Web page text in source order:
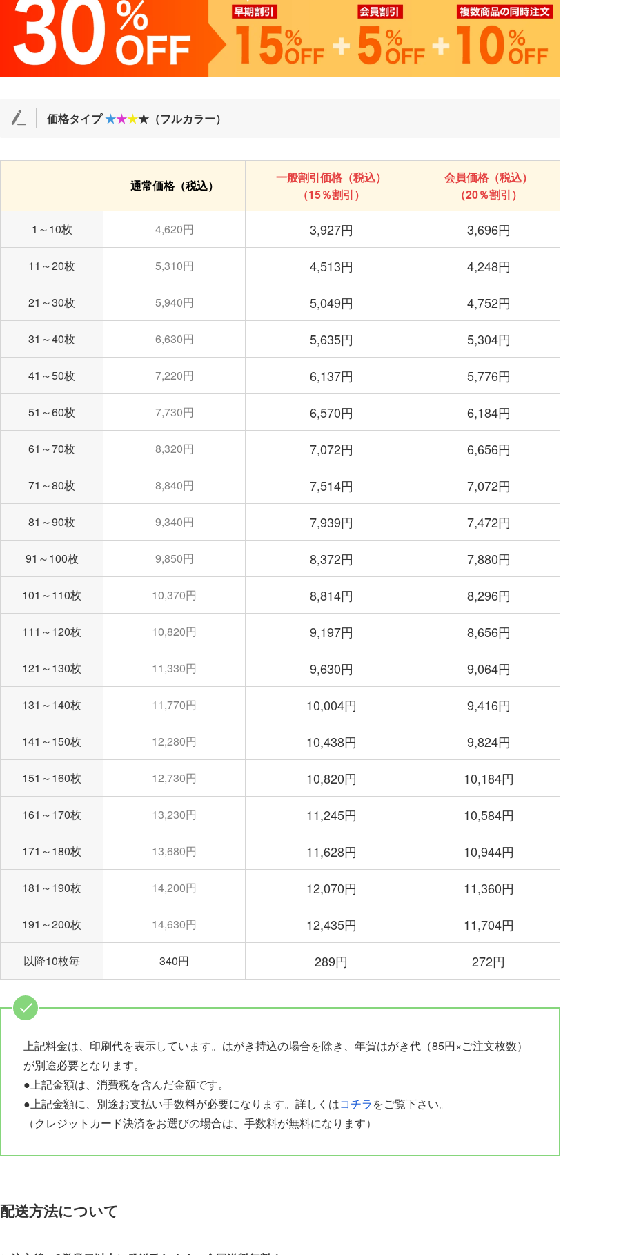
価格タイプ★★★★（フルカラー）
通常価格（税込）
一般割引価格（税込）
（15％割引）
会員価格（税込）
（20％割引）
1～10枚 4,620円 3,927円 3,696円
11～20枚 5,310円 4,513円 4,248円
21～30枚 5,940円 5,049円 4,752円
31～40枚 6,630円 5,635円 5,304円
41～50枚 7,220円 6,137円 5,776円
51～60枚 7,730円 6,570円 6,184円
61～70枚 8,320円 7,072円 6,656円
71～80枚 8,840円 7,514円 7,072円
81～90枚 9,340円 7,939円 7,472円
91～100枚 9,850円 8,372円 7,880円
101～110枚 10,370円 8,814円 8,296円
111～120枚 10,820円 9,197円 8,656円
121～130枚 11,330円 9,630円 9,064円
131～140枚 11,770円 10,004円 9,416円
141～150枚 12,280円 10,438円 9,824円
151～160枚 12,730円 10,820円 10,184円
161～170枚 13,230円 11,245円 10,584円
171～180枚 13,680円 11,628円 10,944円
181～190枚 14,200円 12,070円 11,360円
191～200枚 14,630円 12,435円 11,704円
以降10枚毎 340円 289円 272円
上記料金は、印刷代を表示しています。はがき持込の場合を除き、年賀はがき代（85円×ご注文枚数）
が別途必要となります。
●上記金額は、消費税を含んだ金額です。
●上記金額に、別途お支払い手数料が必要になります。詳しくはコチラをご覧下さい。
（クレジットカード決済をお選びの場合は、手数料が無料になります）
配送方法について